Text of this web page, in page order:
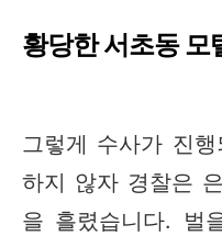
황당한 서초동 모
그렇게 수사가 진
하지 않자 경찰은
을 흘렸습니다. 벌